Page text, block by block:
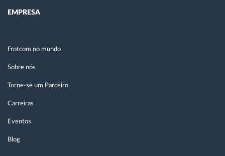
EMPRESA
Frotcom no mundo
Sobre nós
Torne-se um Parceiro
Carreiras
Eventos
Blog